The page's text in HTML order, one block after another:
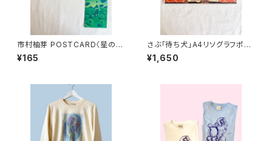
市村柚芽 POSTCARD〈星の散
歩〉
¥165
さぶ「待ち犬」A4リソグラフポス
ター
¥1,650